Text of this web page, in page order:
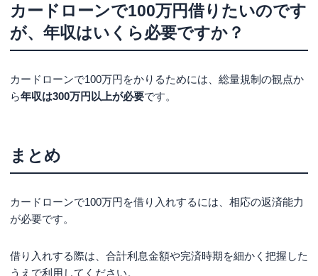
カードローンで100万円借りたいのです
が、年収はいくら必要ですか？
カードローンで100万円をかりるためには、総量規制の観点か
ら年収は300万円以上が必要です。
まとめ
カードローンで100万円を借り入れするには、相応の返済能力
が必要です。
借り入れする際は、合計利息金額や完済時期を細かく把握した
うえで利用してください。